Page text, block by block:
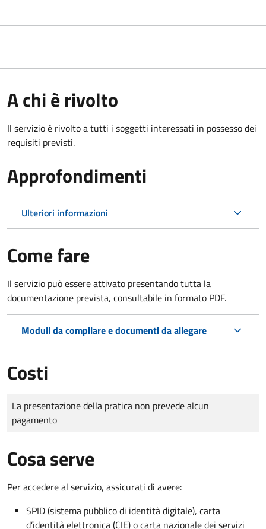
A chi è rivolto
Il servizio è rivolto a tutti i soggetti interessati in possesso dei
requisiti previsti.
Approfondimenti
Ulteriori informazioni
Come fare
Il servizio può essere attivato presentando tutta la
documentazione prevista, consultabile in formato PDF.
Moduli da compilare e documenti da allegare
Costi
Tipo di pagamento
Importo
La presentazione della pratica non prevede alcun
pagamento
Cosa serve
Per accedere al servizio, assicurati di avere:
SPID (sistema pubblico di identità digitale), carta
d’identità elettronica (CIE) o carta nazionale dei servizi